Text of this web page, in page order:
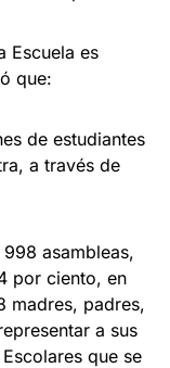
Escuela es
que:
de estudiantes
a través de
asambleas,
por ciento, en
madres, padres,
a sus
que se